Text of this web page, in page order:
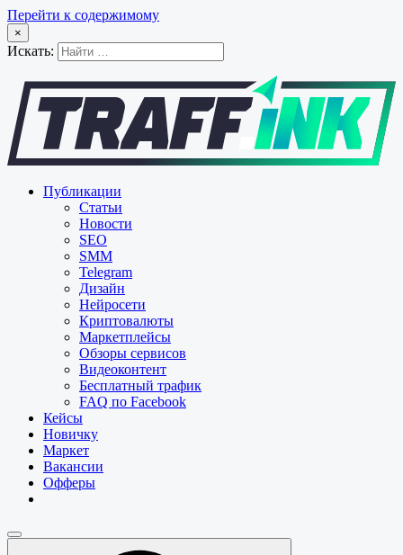
Перейти к содержимому
×
Искать:
Публикации
Статьи
Новости
SEO
SMM
Telegram
Дизайн
Нейросети
Криптовалюты
Маркетплейсы
Обзоры сервисов
Видеоконтент
Бесплатный трафик
FAQ по Facebook
Кейсы
Новичку
Маркет
Вакансии
Офферы